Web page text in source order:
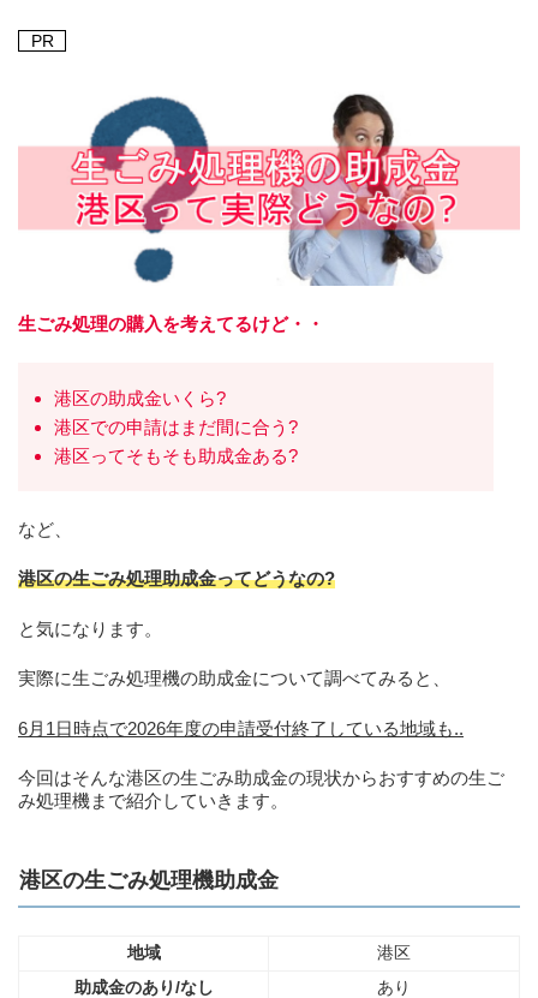
PR
生ごみ処理の購入を考えてるけど・・
港区の助成金いくら?
港区での申請はまだ間に合う?
港区ってそもそも助成金ある?
など、
港区の生ごみ処理助成金ってどうなの?
と気になります。
実際に生ごみ処理機の助成金について調べてみると、
6月1日時点で2026年度の申請受付終了している地域も..
今回はそんな港区の生ごみ助成金の現状からおすすめの生ご
み処理機まで紹介していきます。
港区の生ごみ処理機助成金
地域
港区
助成金のあり/なし
あり